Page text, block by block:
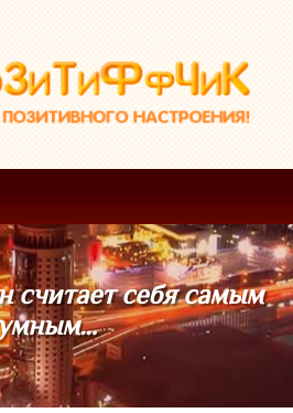
считает себя самым